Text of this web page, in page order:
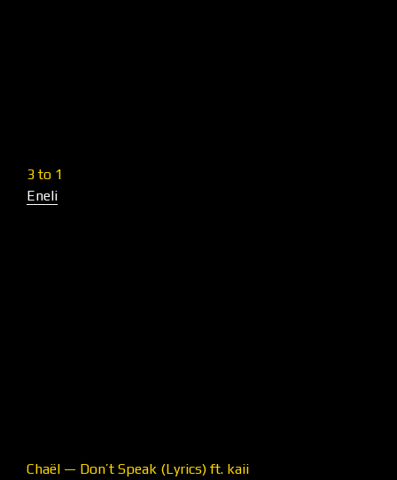
3 to 1
Eneli
Chaël — Don’t Speak (Lyrics) ft. kaii